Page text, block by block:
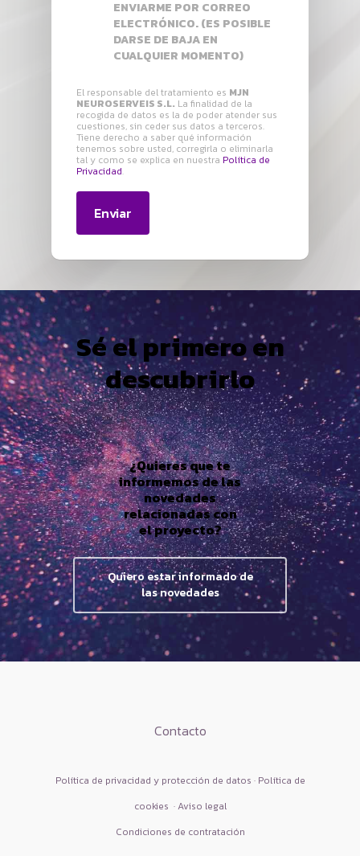
ENVIARME POR CORREO
ELECTRÓNICO. (ES POSIBLE
DARSE DE BAJA EN
CUALQUIER MOMENTO)
El responsable del tratamiento es MJN
NEUROSERVEIS S.L. La finalidad de la
recogida de datos es la de poder atender sus
cuestiones, sin ceder sus datos a terceros.
Tiene derecho a saber qué información
tenemos sobre usted, corregirla o eliminarla
tal y como se explica en nuestra Política de
Privacidad.
Sé el primero en
descubrirlo
¿Quieres que te
informemos de las
novedades
relacionadas con
el proyecto?
Quiero estar informado de
las novedades
Contacto
Política de privacidad y protección de datos · Política de
cookies ·Aviso legal
Condiciones de contratación